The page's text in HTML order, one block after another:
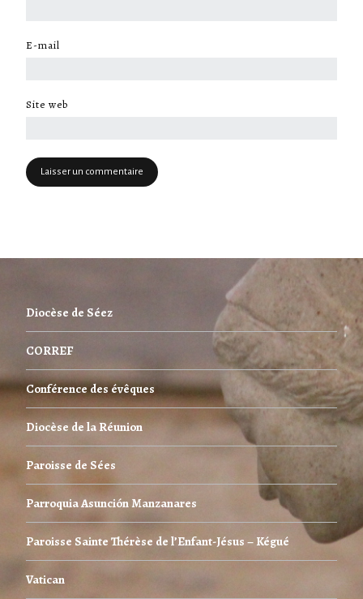
E-mail
Site web
Diocèse de Séez
CORREF
Conférence des évêques
Diocèse de la Réunion
Paroisse de Sées
Parroquia Asunción Manzanares
Paroisse Sainte Thérèse de l’Enfant-Jésus – Kégué
Vatican